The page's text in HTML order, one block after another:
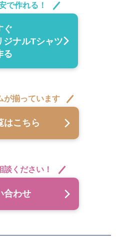
で作れる！
ぐ
ジナルTシャツ
る
が揃っています
はこちら
談ください！
合わせ